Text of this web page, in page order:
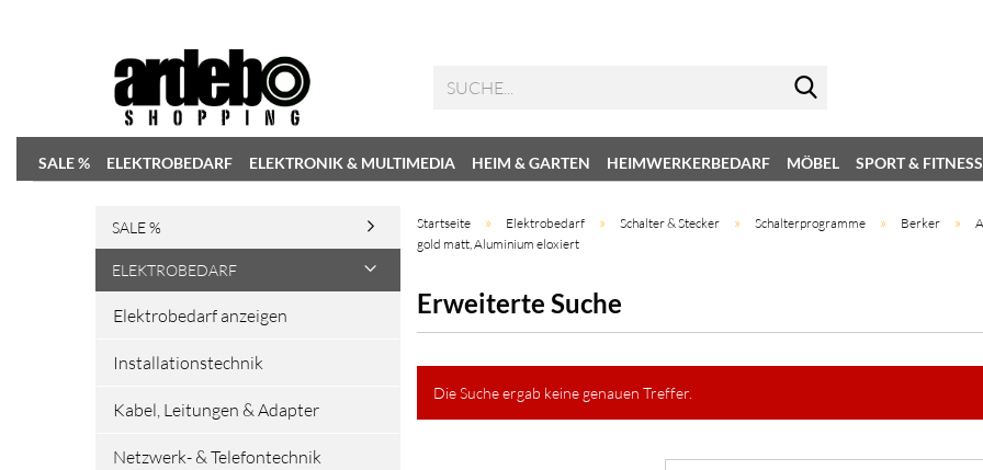
SALE % ELEKTROBEDARF ELEKTRONIK & MULTIMEDIA HEIM & GARTEN HEIMWERKERBEDARF MÖBEL SPORT & FITNESS
Startseite » Elektrobedarf » Schalter & Stecker » Schalterprogramme » Berker »
gold matt, Aluminium eloxiert
Erweiterte Suche
Die Suche ergab keine genauen Treffer.
SALE %
ELEKTROBEDARF
Elektrobedarf anzeigen
Installationstechnik
Kabel, Leitungen & Adapter
Netzwerk- & Telefontechnik